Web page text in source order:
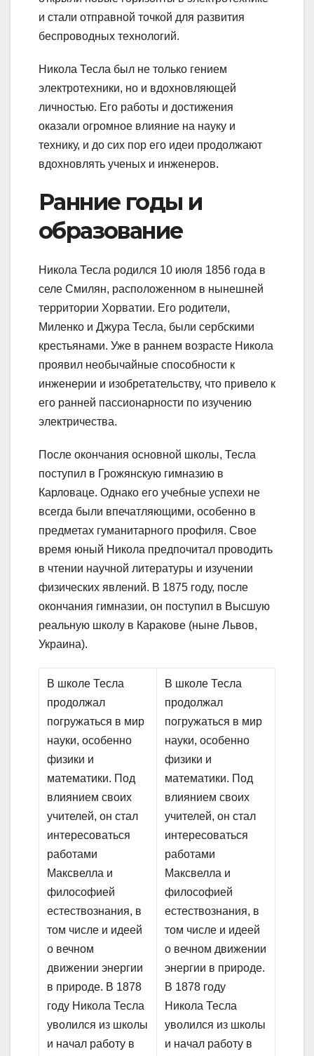
и стали отправной точкой для развития
беспроводных технологий.
Никола Тесла был не только гением
электротехники, но и вдохновляющей
личностью. Его работы и достижения
оказали огромное влияние на науку и
технику, и до сих пор его идеи продолжают
вдохновлять ученых и инженеров.
Ранние годы и
образование
Никола Тесла родился 10 июля 1856 года в
селе Смилян, расположенном в нынешней
территории Хорватии. Его родители,
Миленко и Джура Тесла, были сербскими
крестьянами. Уже в раннем возрасте Никола
проявил необычайные способности к
инженерии и изобретательству, что привело к
его ранней пассионарности по изучению
электричества.
После окончания основной школы, Тесла
поступил в Грожянскую гимназию в
Карловаце. Однако его учебные успехи не
всегда были впечатляющими, особенно в
предметах гуманитарного профиля. Свое
время юный Никола предпочитал проводить
в чтении научной литературы и изучении
физических явлений. В 1875 году, после
окончания гимназии, он поступил в Высшую
реальную школу в Каракове (ныне Львов,
Украина).
В школе Тесла
продолжал
погружаться в мир
науки, особенно
физики и
математики. Под
влиянием своих
учителей, он стал
интересоваться
работами
Максвелла и
философией
естествознания, в
том числе и идеей
о вечном
движении энергии
в природе. В 1878
году Никола Тесла
уволился из школы
и начал работу в
В школе Тесла
продолжал
погружаться в мир
науки, особенно
физики и
математики. Под
влиянием своих
учителей, он стал
интересоваться
работами
Максвелла и
философией
естествознания, в
том числе и идеей
о вечном движении
энергии в природе.
В 1878 году
Никола Тесла
уволился из школы
и начал работу в